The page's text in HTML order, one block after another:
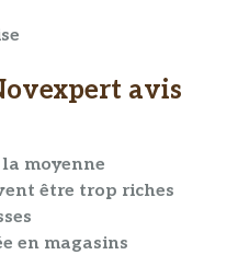
avis
moyenne
être trop riches
en magasins